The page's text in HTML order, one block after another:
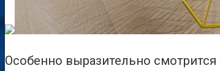
Особенно выразительно